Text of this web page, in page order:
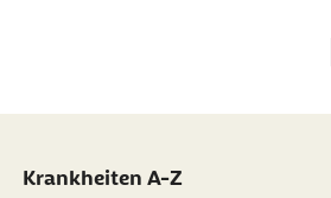
Krankheiten A-Z